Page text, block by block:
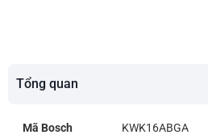
Tổng quan
Mã Bosch KWK16ABGA